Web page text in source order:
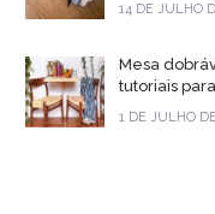
14 DE JULHO
Mesa
tutoriais
1 DE JULHO